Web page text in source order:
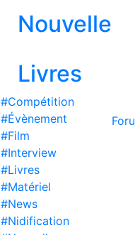
Nouvelle
Livres
#Compétition
#Évènement
#Film
#Interview
#Livres
#Matériel
#News
#Nidification